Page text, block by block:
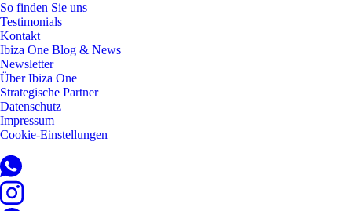
So finden Sie uns
Testimonials
Kontakt
Ibiza One Blog & News
Newsletter
Über Ibiza One
Strategische Partner
Datenschutz
Impressum
Cookie-Einstellungen